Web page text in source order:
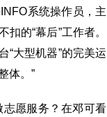
系统操作员，主
的“幕后”工作者。
“大型机器”的完美运
体。”
愿服务？在邓可看